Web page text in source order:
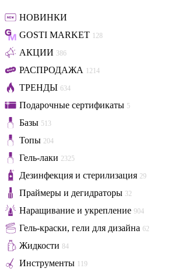
НОВИНКИ
GOSTI MARKET 128
АКЦИИ 386
РАСПРОДАЖА 1214
ТРЕНДЫ 634
Подарочные сертификаты 5
Базы 513
Топы 204
Гель-лаки 2325
Дезинфекция и стерилизация 29
Праймеры и дегидраторы 32
Наращивание и укрепление 904
Гель-краски, гели для дизайна 62
Жидкости 84
Инструменты 119